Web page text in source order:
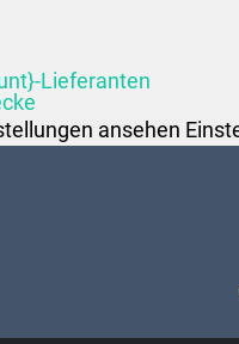
Lieferanten
ansehen